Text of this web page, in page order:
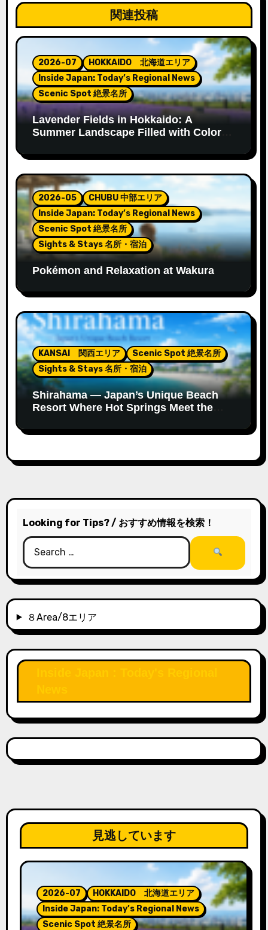
ー
シ
ョ
ン
関連投稿
2026-07
HOKKAIDO 北海道エリア
Inside Japan: Today’s Regional News
Scenic Spot 絶景名所
Lavender Fields in Hokkaido: A
Summer Landscape Filled with Color
2026-05
CHUBU 中部エリア
Inside Japan: Today’s Regional News
Scenic Spot 絶景名所
Sights & Stays 名所・宿泊
Pokémon and Relaxation at Wakura
KANSAI 関西エリア
Scenic Spot 絶景名所
Sights & Stays 名所・宿泊
Shirahama — Japan’s Unique Beach
Resort Where Hot Springs Meet the
Looking for Tips? / おすすめ情報を検索！
８Area/8エリア
見逃しています
2026-07
HOKKAIDO 北海道エリア
Inside Japan: Today’s Regional News
Scenic Spot 絶景名所